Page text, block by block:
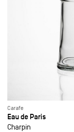
Carafe
Eau de Paris
Charpin